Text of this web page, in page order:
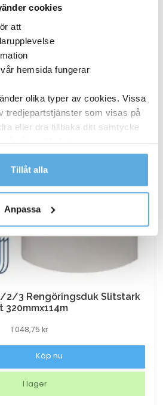
cookies
att
hemsida fungerar
olika typer av cookies. Vissa
tredjepartstjänster som visas på
eller dra tillbaka ditt samtycke
om vilka vi är, hur du
sätt vi behandlar
Tillåt alla
Anpassa
OCKSÅ
2/3 Rengöringsduk Slitstark
320mmx114m
1 048,75 kr
Köp nu
I lager